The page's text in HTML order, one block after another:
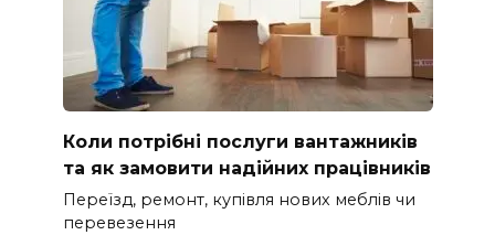
Коли потрібні послуги вантажників
та як замовити надійних працівників
Переїзд, ремонт, купівля нових меблів чи
перевезення